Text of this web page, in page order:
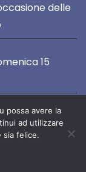
delle
15
23
FVG
OTTOBRE
possa avere la
ad utilizzare
sia felice.